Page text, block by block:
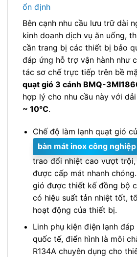
ổn định
Bên cạnh nhu cầu lưu trữ dài
kinh doanh dịch vụ ăn uống,
cần trang bị các thiết bị bảo
đáp ứng hỗ trợ vận hành như
tác sơ chế trực tiếp trên bề
quạt gió 3 cánh BMQ-
hợp lý cho nhu cầu này với
~ 10℃.
Chế độ làm lạnh quạt gió
bàn mát inox công nghiệp
trao đổi nhiệt cao vượt
được cấp mát nhanh
gió được thiết kế đồng bộ
có hiệu suất tản nhiệt tốt,
hoạt động của thiết bị.
Linh phụ kiện điện lạnh
quốc tế, điển hình là môi
R134A chuyên dụng cho